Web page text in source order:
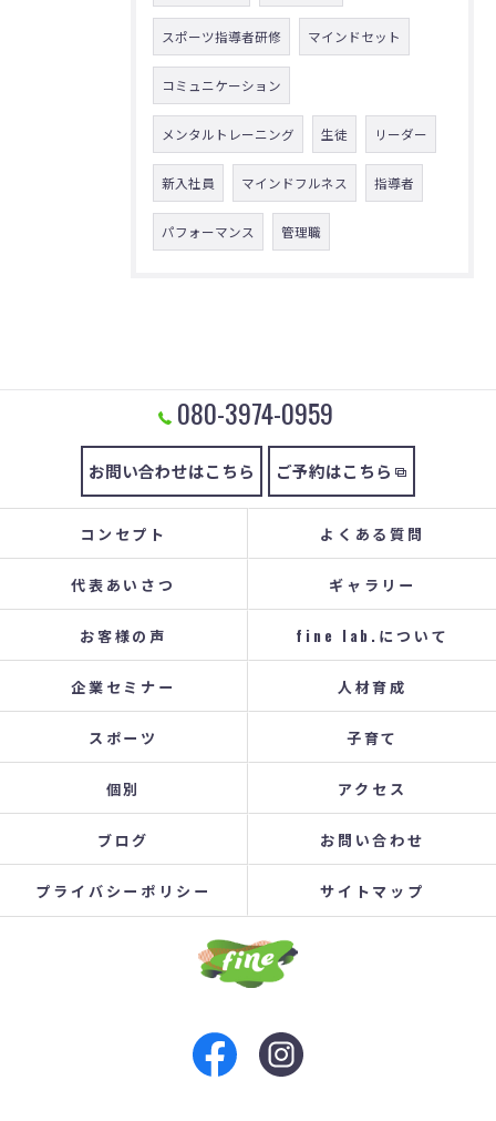
スポーツ指導者研修 マインドセット
コミュニケーション
メンタルトレーニング 生徒 リーダー
新入社員 マインドフルネス 指導者
パフォーマンス 管理職
080-3974-0959
お問い合わせはこちら ご予約はこちら
コンセプト よくある質問
代表あいさつ ギャラリー
お客様の声 fine lab.について
企業セミナー 人材育成
スポーツ 子育て
個別 アクセス
ブログ お問い合わせ
プライバシーポリシー サイトマップ